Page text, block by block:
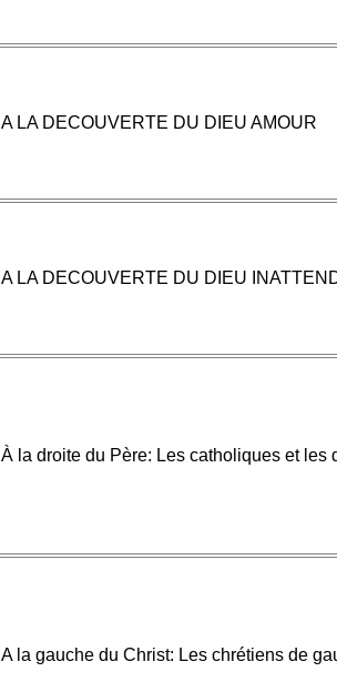
A LA DECOUVERTE DU DIEU AMOUR
A LA DECOUVERTE DU DIEU
À la droite du Père: Les catholiques et les
A la gauche du Christ: Les chrétiens de